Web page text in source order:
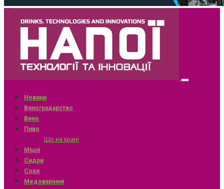
Новини
Виноградарство
Вино
Пиво
Що на крані
Міцні
Сидри
Соки
Медоваріння